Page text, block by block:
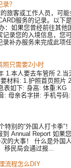
？
旅客或工作人员，可
服务的记录。以下
：如果您曾经前往其他
记录您的入境信息，您
录补办服务来完成此项
照只需要2小时
1.本人要去车管所 2.当
材料: 1.护照首页照片
表如下: 身高: 体重:KG
: 母亲名字拼: 手机号码
别的“外国人打卡季”
Annual Report 如果
的大事！ 什么是外国
移民局会通过报...
流程怎么DIY